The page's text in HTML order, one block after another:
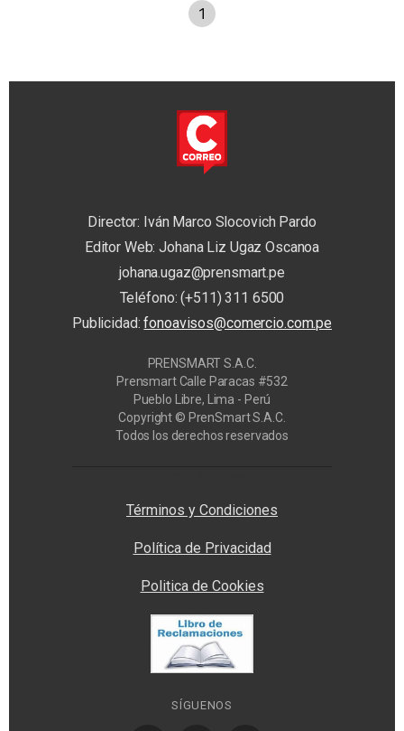
1
Director: Iván Marco Slocovich Pardo
Editor Web: Johana Liz Ugaz Oscanoa
johana.ugaz@prensmart.pe
Teléfono: (+511) 311 6500
Publicidad:fonoavisos@comercio.com.pe
PRENSMART S.A.C.
Prensmart Calle Paracas #532
Pueblo Libre, Lima - Perú
Copyright © PrenSmart S.A.C.
Todos los derechos reservados
Términos y Condiciones
Política de Privacidad
Politica de Cookies
SÍGUENOS